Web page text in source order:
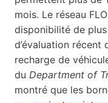
mois. Le réseau
disponibilité de
d’évaluation
recharge de
du Department of
montré que les